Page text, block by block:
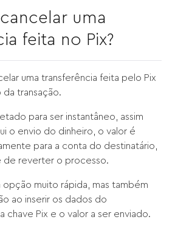
uma
feita no Pix?
uma transferência feita pelo Pix
da transação.
para ser instantâneo, assim
o envio do dinheiro, o valor é
para a conta do destinatário,
de reverter o processo.
opção muito rápida, mas também
ao inserir os dados do
chave Pix e o valor a ser enviado.